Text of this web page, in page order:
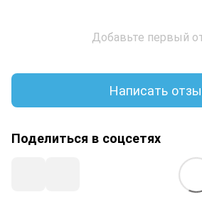
Добавьте первый
Написать
Поделиться в соцсетях